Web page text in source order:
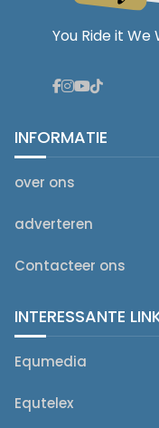
You Ride it
INFORMATIE
over ons
adverteren
Contacteer ons
INTERESSANTE
Equmedia
Equtelex